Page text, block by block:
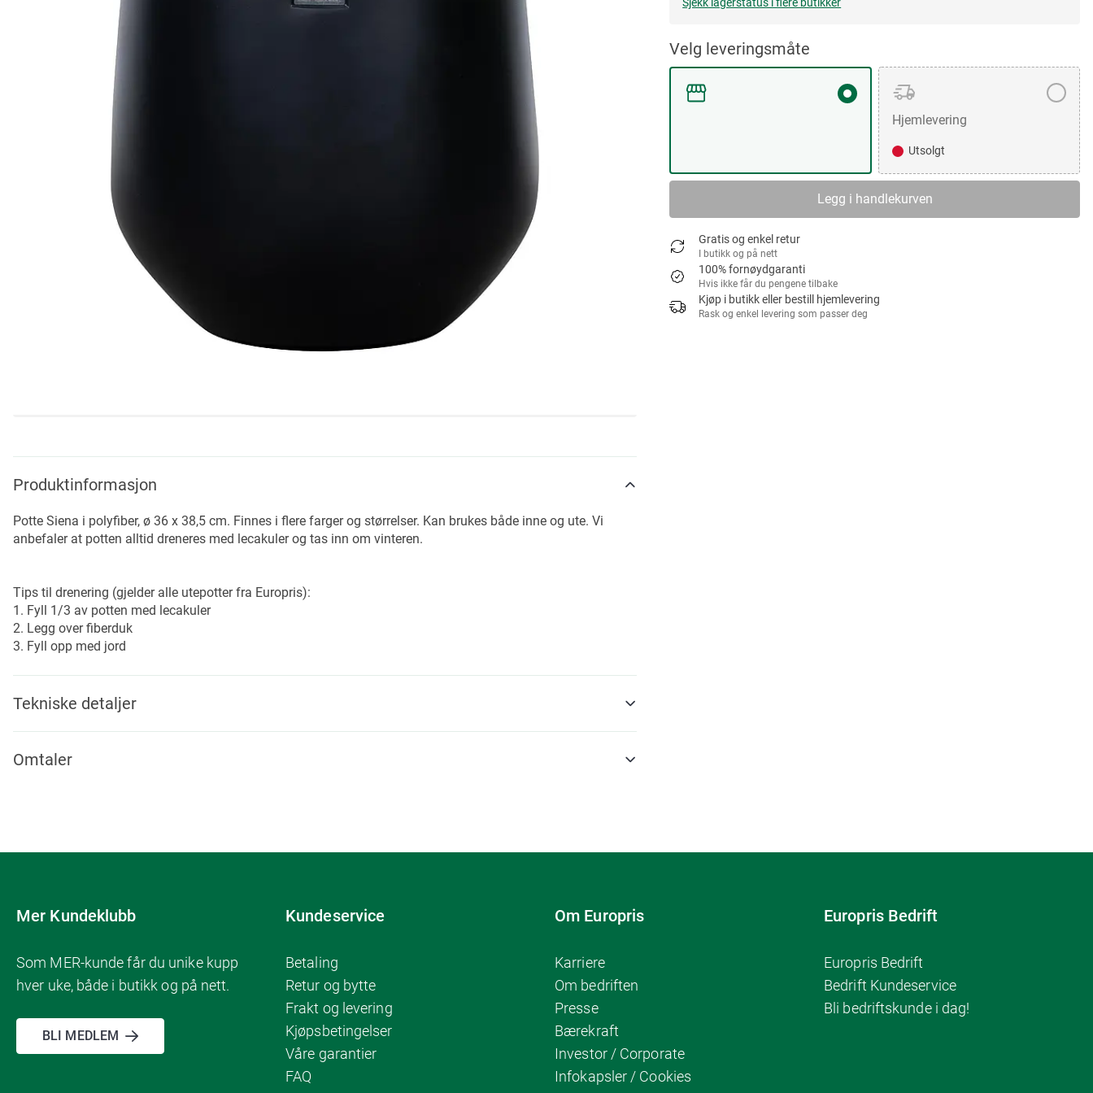
Velg leveringsmåte
Hjemlevering
Utsolgt
Legg i handlekurven
Gratis og enkel retur
I butikk og på nett
100% fornøydgaranti
Hvis ikke får du pengene tilbake
Kjøp i butikk eller bestill hjemlevering
Rask og enkel levering som passer deg
the
beginning
the
images
Produktinformasjon
Potte Siena i polyfiber, ø 36 x 38,5 cm. Finnes i flere farger og størrelser. Kan brukes både inne og ute. Vi
anbefaler at potten alltid dreneres med lecakuler og tas inn om vinteren.
Tips til drenering (gjelder alle utepotter fra Europris):
1. Fyll 1/3 av potten med lecakuler
2. Legg over fiberduk
3. Fyll opp med jord
Tekniske detaljer
Omtaler
Mer Kundeklubb
Som MER-kunde får du unike kupp
hver uke, både i butikk og på nett.
BLI MEDLEM
Kundeservice
Betaling
Retur og bytte
Frakt og levering
Kjøpsbetingelser
Våre garantier
FAQ
Om Europris
Karriere
Om bedriften
Presse
Bærekraft
Investor / Corporate
Infokapsler / Cookies
Europris Bedrift
Europris Bedrift
Bedrift Kundeservice
Bli bedriftskunde i dag!